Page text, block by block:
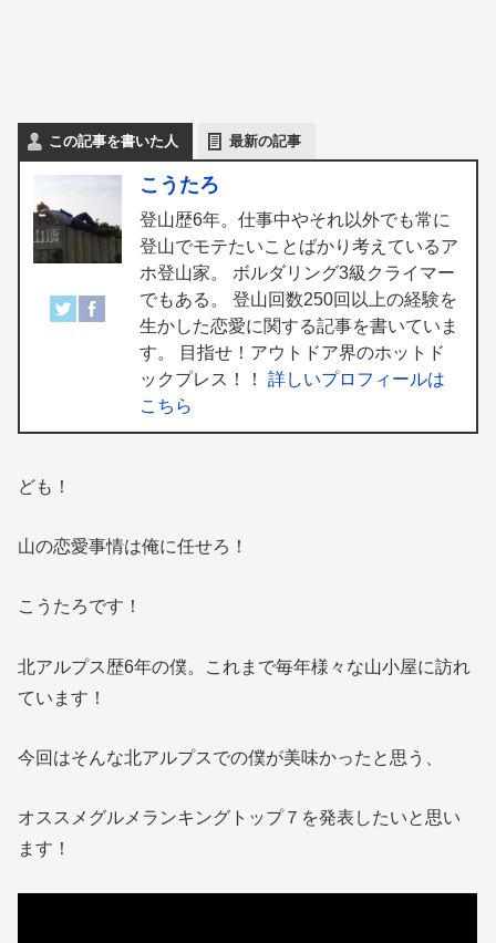
この記事を書いた人 最新の記事
こうたろ
登山歴6年。仕事中やそれ以外でも常に
登山でモテたいことばかり考えているア
ホ登山家。 ボルダリング3級クライマー
でもある。 登山回数250回以上の経験を
生かした恋愛に関する記事を書いていま
す。 目指せ！アウトドア界のホットド
ックプレス！！詳しいプロフィールは
こちら
ども！
山の恋愛事情は俺に任せろ！
こうたろです！
北アルプス歴6年の僕。これまで毎年様々な山小屋に訪れ
ています！
今回はそんな北アルプスでの僕が美味かったと思う、
オススメグルメランキングトップ７を発表したいと思い
ます！